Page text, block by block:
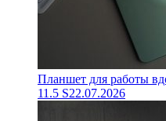
Планшет для работы
11.5 S22.07.2026